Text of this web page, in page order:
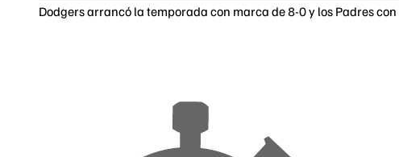
Dodgers arrancó la temporada con marca de 8-0 y los Padres con